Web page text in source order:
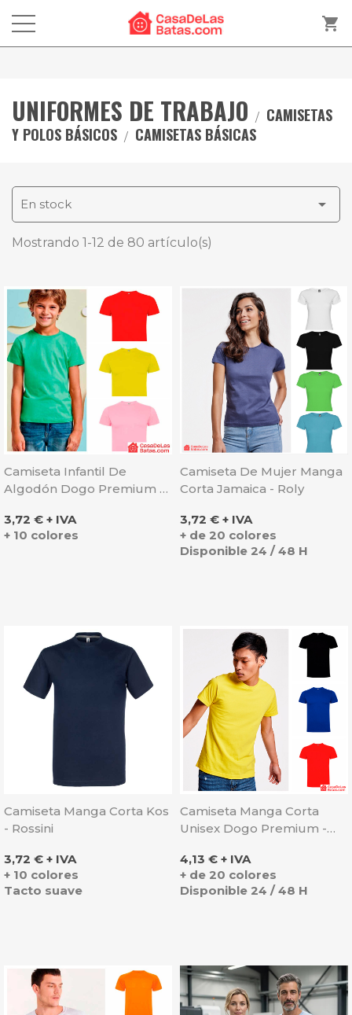
shopping_cart
UNIFORMES DE TRABAJO
CAMISETAS
Y POLOS BÁSICOS
CAMISETAS BÁSICAS
En stock 
Mostrando 1-12 de 80 artículo(s)
Camiseta Infantil De
Algodón Dogo Premium -
Precio
3,72 € + IVA
+ 10 colores
Camiseta De Mujer Manga
Corta Jamaica - Roly
Precio
3,72 € + IVA
+ de 20 colores
Disponible 24 / 48 H
Camiseta Manga Corta Kos
- Rossini
Precio
3,72 € + IVA
+ 10 colores
Tacto suave
Camiseta Manga Corta
Unisex Dogo Premium -
Precio
4,13 € + IVA
+ de 20 colores
Disponible 24 / 48 H